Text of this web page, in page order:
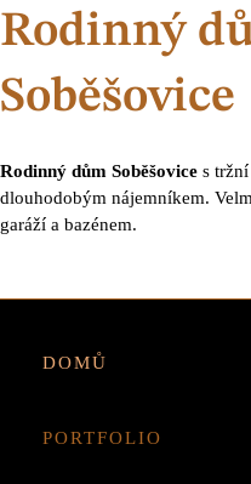
Rodinný
Soběšovice
Rodinný dům Soběšovice s
dlouhodobým nájemníkem.
garáží a bazénem.
DOMŮ
PORTFOLIO